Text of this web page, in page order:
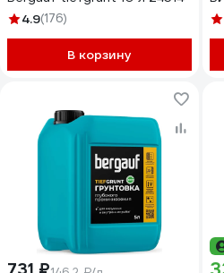
4.9(176)
В корзину